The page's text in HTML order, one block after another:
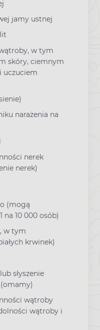
jamy ustnej
w tym
skóry, ciemnym
uczuciem
narażenia na
nerek
nerek)
(mogą
na 10 000 osób)
w tym
krwinek)
słyszenie
wątroby
wątroby i